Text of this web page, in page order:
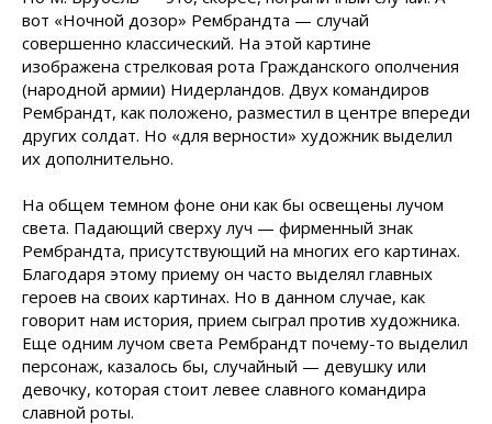
вот «Ночной дозор» Рембрандта — случай
совершенно классический. На этой картине
изображена стрелковая рота Гражданского ополчения
(народной армии) Нидерландов. Двух командиров
Рембрандт, как положено, разместил в центре впереди
других солдат. Но «для верности» художник выделил
их дополнительно.
На общем темном фоне они как бы освещены лучом
света. Падающий сверху луч — фирменный знак
Рембрандта, присутствующий на многих его картинах.
Благодаря этому приему он часто выделял главных
героев на своих картинах. Но в данном случае, как
говорит нам история, прием сыграл против художника.
Еще одним лучом света Рембрандт почему-то выделил
персонаж, казалось бы, случайный — девушку или
девочку, которая стоит левее славного командира
славной роты.